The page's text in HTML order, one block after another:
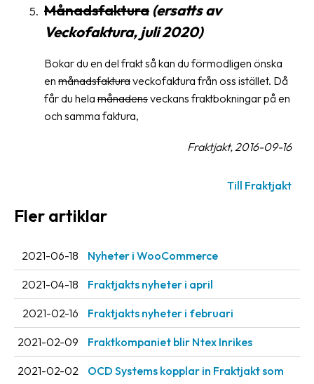
Villkor
villkor
Integritet
Förbjudet
Månadsfaktura(ersatts av
Veckofaktura, juli 2020)
Bokar du en del frakt så kan du förmodligen önska
en månadsfakturaveckofaktura från oss istället. Då
får du hela månadensveckans fraktbokningar på en
och samma faktura,
Fraktjakt, 2016-09-16
Till Fraktjakt
Fler artiklar
2021-06-18 Nyheter i WooCommerce
2021-04-18 Fraktjakts nyheter i april
2021-02-16 Fraktjakts nyheter i februari
2021-02-09 Fraktkompaniet blir Ntex Inrikes
2021-02-02
OCD Systems kopplar in Fraktjakt som